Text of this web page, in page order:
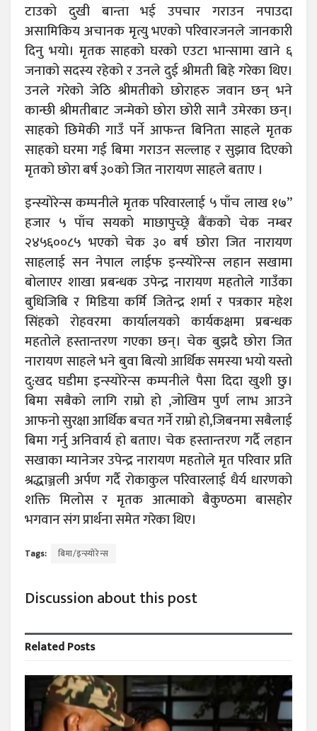
टाउको दुखी बान्ता भई उपचार गराउन नपाउदा
असामिकिय अचानक मृत्यु भएको परिवारजनले जानकारी
दिनु भयो। मृतक साहको घरको एउटा भान्सामा खाने ६
जनाको सदस्य रहेको र उनले दुई श्रीमती बिहे गरेका थिए।
उनले गरेको जेठि श्रीमतीको छोराहरु जवान छन् भने
कान्छी श्रीमतीबाट जन्मेको छोरा छोरी सानै उमेरका छन्।
साहको छिमेकी गाउँ पर्ने आफन्त बिनिता साहले मृतक
साहको घरमा गई बिमा गराउन सल्लाह र सुझाव दिएको
मृतको छोरा बर्ष ३०को जित नारायण साहले बताए ।
इन्स्योरेन्स कम्पनीले मृतक परिवारलाई ५ पाँच लाख १७”
हजार ५ पाँच सयको माछापुच्छ्रे बैंकको चेक नम्बर
२४५६००८५ भएको चेक ३० बर्ष छोरा जित नारायण
साहलाई सन नेपाल लाईफ इन्स्योरेन्स लहान सखामा
बोलाएर शाखा प्रबन्धक उपेन्द्र नारायण महतोले गाउँका
बुधिजिबि र मिडिया कर्मि जितेन्द्र शर्मा र पत्रकार महेश
सिंहको रोहवरमा कार्यालयको कार्यकक्षमा प्रबन्धक
महतोले हस्तान्तरण गएका छन्। चेक बुझदै छोरा जित
नारायण साहले भने बुवा बित्यो आर्थिक समस्या भयो यस्तो
दु:खद घडीमा इन्स्योरेन्स कम्पनीले पैसा दिदा खुशी छु।
बिमा सबैको लागि राम्रो हो ,जोखिम पुर्ण लाभ आउने
आफनो सुरक्षा आर्थिक बचत गर्ने राम्रो हो,जिबनमा सबैलाई
बिमा गर्नु अनिवार्य हो बताए। चेक हस्तान्तरण गर्दै लहान
सखाका म्यानेजर उपेन्द्र नारायण महतोले मृत परिवार प्रति
श्रद्धाञ्जली अर्पण गर्दै रोकाकुल परिवारलाई धैर्य धारणको
शक्ति मिलोस र मृतक आत्माको बैकुण्ठमा बासहोर
भगवान संग प्रार्थना समेत गरेका थिए।
Tags: बिमा/इन्स्योरेन्स
Discussion about this post
RelatedPosts